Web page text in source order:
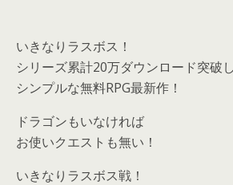
いきなりラスボス！
シリーズ累計20万ダウンロード突破
シンプルな無料RPG最新作！
ドラゴンもいなければ
お使いクエストも無い！
いきなりラスボス戦！